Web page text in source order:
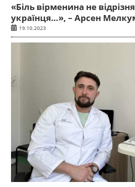
«Біль вірменина не
українця…», – Арсен
19.10.2023